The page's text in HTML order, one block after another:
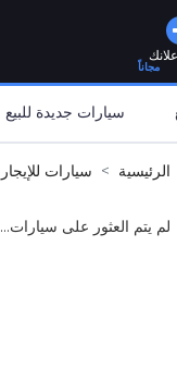
مجاناً
سيارات جديدة للبيع
الرئيسية سيارات للإيجار
لم يتم العثور على سيارات...